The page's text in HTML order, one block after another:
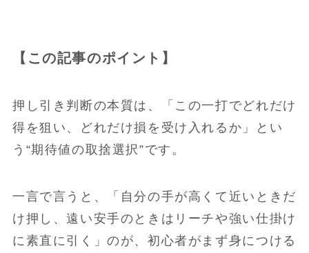
【この記事のポイント】
押し引き判断の本質は、「この一打でどれだけ
得を狙い、どれだけ損を受け入れるか」とい
う“期待値の取捨選択”です。
一言で言うと、「自分の手が高くて近いときだ
け押し、遠い安手のときはリーチや強い仕掛け
に素直に引く」のが、初心者がまず身につける